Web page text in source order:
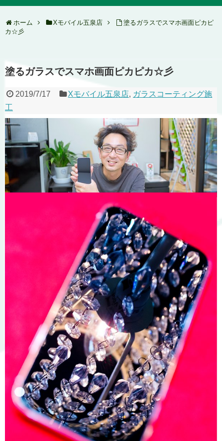
ホーム Xモバイル五泉店
塗るガラスでスマホ画面ピカピ
カ☆彡
塗るガラスでスマホ画面ピカピカ☆彡
2019/7/17 Xモバイル五泉店, ガラスコーティング施
工